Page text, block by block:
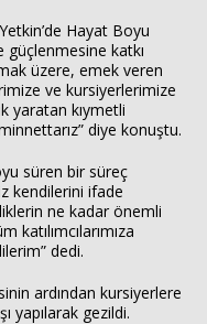
Hayat Boyu
katkı
üzere, emek veren
ve kursiyerlerimize
yaratan kıymetli
diye konuştu.
süren bir süreç
kendilerini ifade
ne kadar önemli
dedi.
ardından kursiyerlere
yapılarak gezildi.